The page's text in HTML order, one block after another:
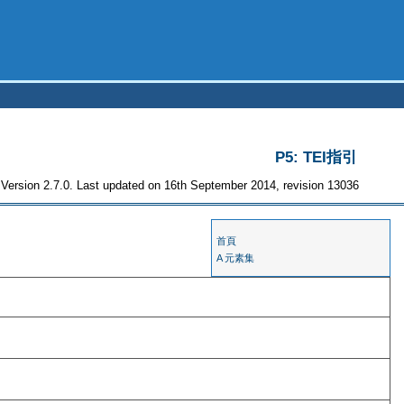
P5: TEI指引
Version 2.7.0. Last updated on 16th September 2014, revision 13036
首頁
A 元素集